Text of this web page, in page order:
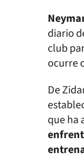
diario
club
ocurre
De
que ha